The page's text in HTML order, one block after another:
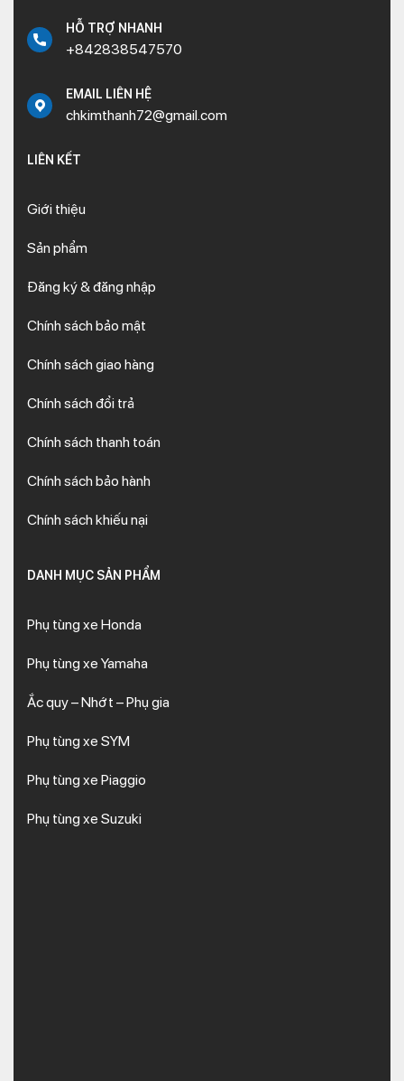
HỖ TRỢ NHANH
+842838547570
EMAIL LIÊN HỆ
chkimthanh72@gmail.com
LIÊN KẾT
Giới thiệu
Sản phẩm
Đăng ký & đăng nhập
Chính sách bảo mật
Chính sách giao hàng
Chính sách đổi trả
Chính sách thanh toán
Chính sách bảo hành
Chính sách khiếu nại
DANH MỤC SẢN PHẨM
Phụ tùng xe Honda
Phụ tùng xe Yamaha
Ắc quy – Nhớt – Phụ gia
Phụ tùng xe SYM
Phụ tùng xe Piaggio
Phụ tùng xe Suzuki